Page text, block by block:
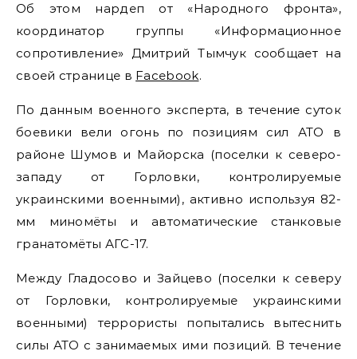
Об этом нардеп от «Народного фронта»,
координатор группы «Информационное
сопротивление» Дмитрий Тымчук сообщает на
своей странице в Facebook.
По данным военного эксперта, в течение суток
боевики вели огонь по позициям сил АТО в
районе Шумов и Майорска (поселки к северо-
западу от Горловки, контролируемые
украинскими военными), активно используя 82-
мм миномёты и автоматические станковые
гранатомёты АГС-17.
Между Гладосово и Зайцево (поселки к северу
от Горловки, контролируемые украинскими
военными) террористы попытались вытеснить
силы АТО с занимаемых ими позиций. В течение